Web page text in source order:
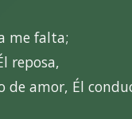
me falta;
reposa,
amor, Él